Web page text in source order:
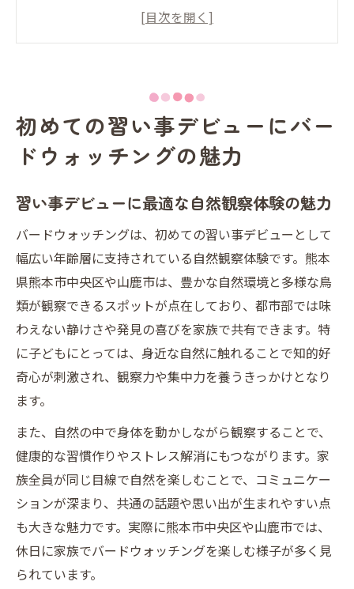
バードウォッチングで広がる家族の新しい
身近で始める習い事デビューと鳥の観察体
験
由
家族と自然を楽しむ習い事選びの新提案
家族で楽しむ習い事デビューと自然ふれあ
い方法
習い事デビューで自然観察を始めるメリッ
ト
家族の絆を深める新しい習い事デビュー体
験
め方
家族全員で挑戦できる習い事デビューの魅
力
山鹿周辺で広がる体験型習い事の楽しみ方
山鹿市で始める習い事デビューと自然体験
初めての習い事デビューにバー
ドウォッチングの魅力
習い事デビューに最適な自然観察体験の魅力
バードウォッチングは、初めての習い事デビューとして
幅広い年齢層に支持されている自然観察体験です。熊本
県熊本市中央区や山鹿市は、豊かな自然環境と多様な鳥
類が観察できるスポットが点在しており、都市部では味
わえない静けさや発見の喜びを家族で共有できます。特
に子どもにとっては、身近な自然に触れることで知的好
奇心が刺激され、観察力や集中力を養うきっかけとなり
ます。
また、自然の中で身体を動かしながら観察することで、
健康的な習慣作りやストレス解消にもつながります。家
族全員が同じ目線で自然を楽しむことで、コミュニケー
ションが深まり、共通の話題や思い出が生まれやすい点
も大きな魅力です。実際に熊本市中央区や山鹿市では、
休日に家族でバードウォッチングを楽しむ様子が多く見
られています。